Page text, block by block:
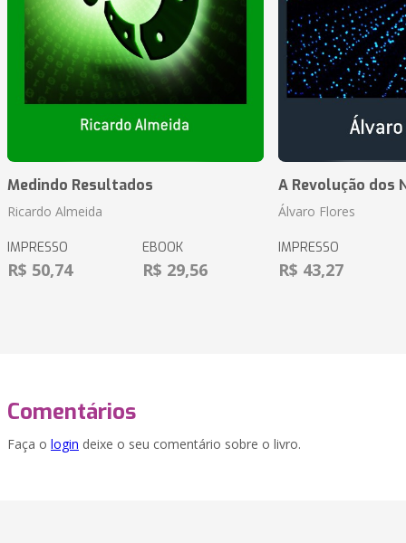
Medindo Resultados
Ricardo Almeida
IMPRESSO
R$ 50,74
EBOOK
R$ 29,56
A Revolução dos
Álvaro Flores
IMPRESSO
R$ 43,27
Comentários
Faça o login deixe o seu comentário sobre o livro.